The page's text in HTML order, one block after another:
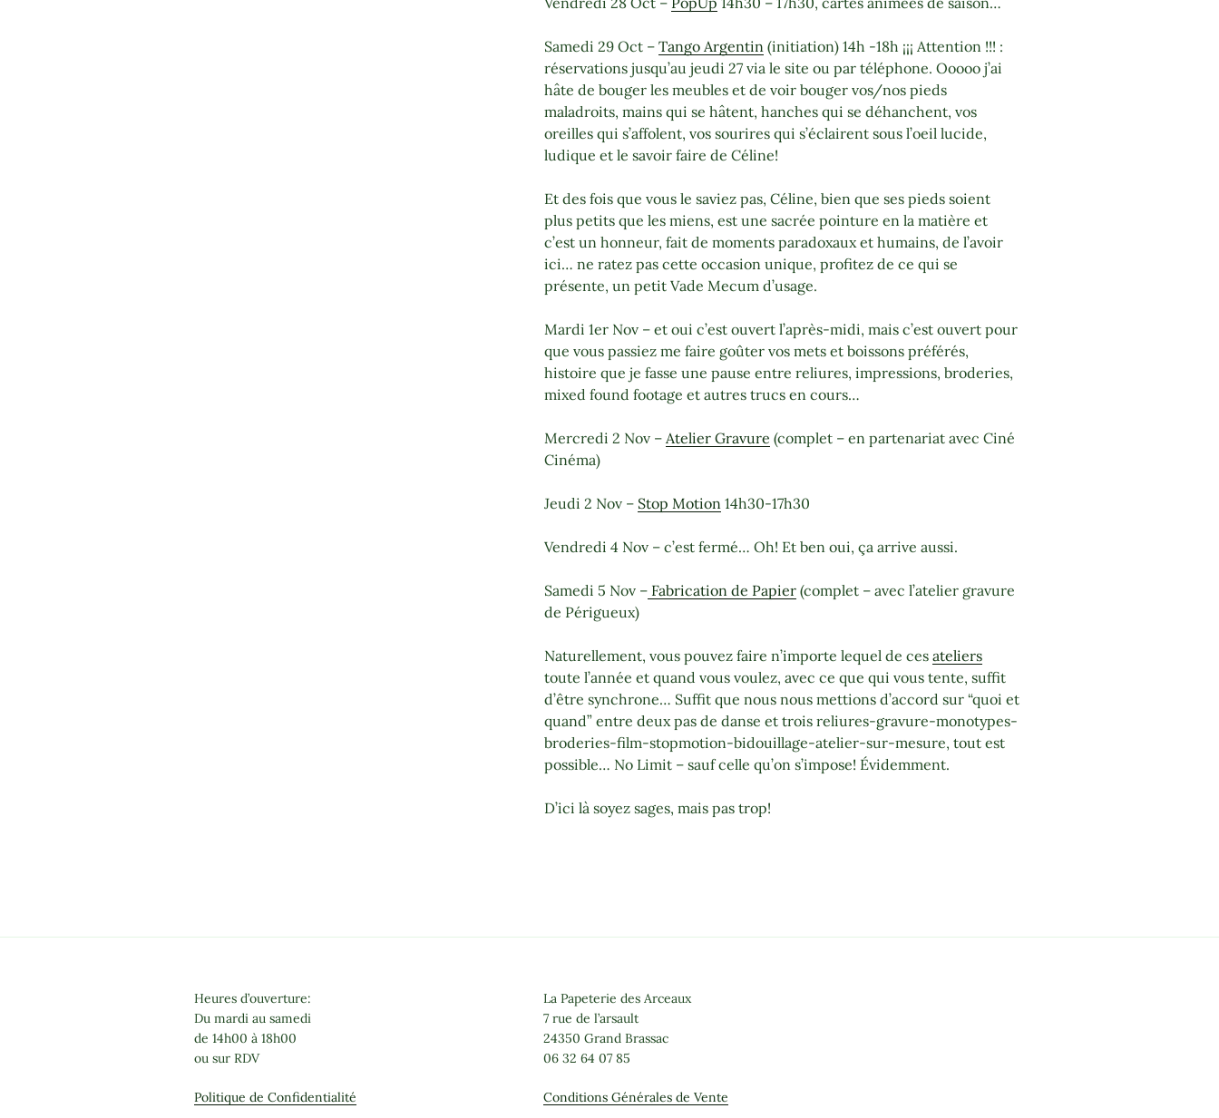
Samedi 29 Oct – Tango Argentin (initiation) 14h -18h ¡¡¡ Attention !!! :
réservations jusqu’au jeudi 27 via le site ou par téléphone. Ooooo j’ai
hâte de bouger les meubles et de voir bouger vos/nos pieds
maladroits, mains qui se hâtent, hanches qui se déhanchent, vos
oreilles qui s’affolent, vos sourires qui s’éclairent sous l’oeil lucide,
ludique et le savoir faire de Céline!
Et des fois que vous le saviez pas, Céline, bien que ses pieds soient
plus petits que les miens, est une sacrée pointure en la matière et
c’est un honneur, fait de moments paradoxaux et humains, de l’avoir
ici… ne ratez pas cette occasion unique, profitez de ce qui se
présente, un petit Vade Mecum d’usage.
Mardi 1er Nov – et oui c’est ouvert l’après-midi, mais c’est ouvert pour
que vous passiez me faire goûter vos mets et boissons préférés,
histoire que je fasse une pause entre reliures, impressions, broderies,
mixed found footage et autres trucs en cours…
Mercredi 2 Nov – Atelier Gravure (complet – en partenariat avec Ciné
Cinéma)
Jeudi 2 Nov – Stop Motion 14h30-17h30
Vendredi 4 Nov – c’est fermé… Oh! Et ben oui, ça arrive aussi.
Samedi 5 Nov –Fabrication de Papier(complet – avec l’atelier gravure
de Périgueux)
Naturellement, vous pouvez faire n’importe lequel de ces ateliers
toute l’année et quand vous voulez, avec ce que qui vous tente, suffit
d’être synchrone… Suffit que nous nous mettions d’accord sur “quoi et
quand” entre deux pas de danse et trois reliures-gravure-monotypes-
broderies-film-stopmotion-bidouillage-atelier-sur-mesure, tout est
possible… No Limit – sauf celle qu’on s’impose! Évidemment.
D’ici là soyez sages, mais pas trop!
Heures d’ouverture:
Du mardi au samedi
de 14h00 à 18h00
ou sur RDV
Politique de Confidentialité
La Papeterie des Arceaux
7 rue de l’arsault
24350 Grand Brassac
06 32 64 07 85
Conditions Générales de Vente